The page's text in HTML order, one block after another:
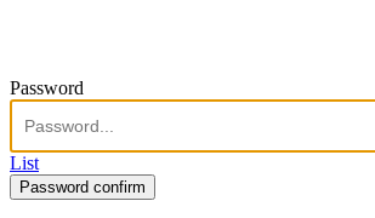
Password
List
Password confirm